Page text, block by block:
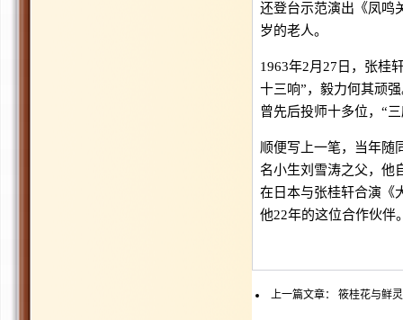
还登台示范演出《凤鸣
岁的老人。
1963年2月27日，张桂
十三响”，毅力何其顽
曾先后投师十多位，“
顺便写上一笔，当年随
名小生刘雪涛之父，他
在日本与张桂轩合演《
他22年的这位合作伙伴
上一篇文章： 筱桂花与鲜